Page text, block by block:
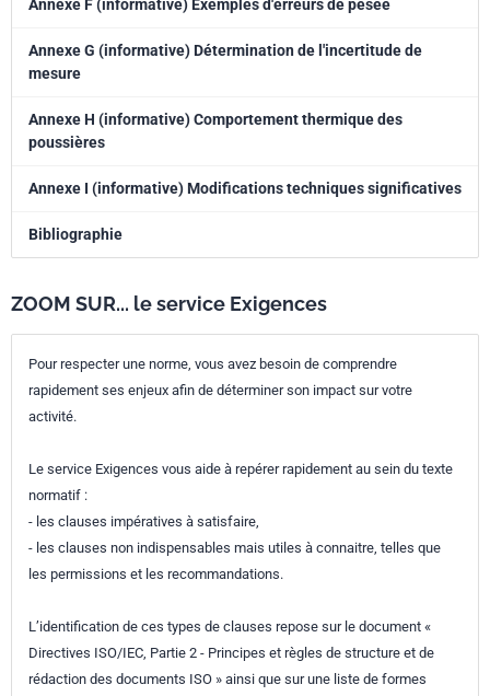
Annexe F (informative) Exemples d'erreurs de pesée
Annexe G (informative) Détermination de l'incertitude de
mesure
Annexe H (informative) Comportement thermique des
poussières
Annexe I (informative) Modifications techniques significatives
Bibliographie
ZOOM SUR... le service Exigences
Pour respecter une norme, vous avez besoin de comprendre
rapidement ses enjeux afin de déterminer son impact sur votre
activité.
Le service Exigences vous aide à repérer rapidement au sein du texte
normatif :
- les clauses impératives à satisfaire,
- les clauses non indispensables mais utiles à connaitre, telles que
les permissions et les recommandations.
L’identification de ces types de clauses repose sur le document «
Directives ISO/IEC, Partie 2 - Principes et règles de structure et de
rédaction des documents ISO » ainsi que sur une liste de formes